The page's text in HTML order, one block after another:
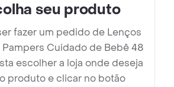
seu produto
fazer um pedido de Lenços
Cuidado de Bebê 48
escolher a loja onde deseja
produto e clicar no botão